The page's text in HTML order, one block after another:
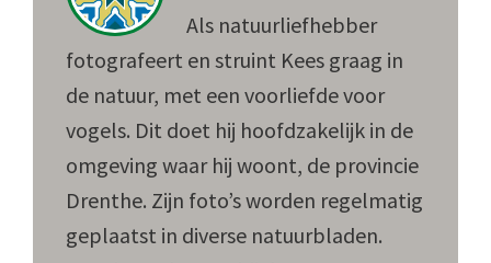
Als natuurliefhebber
fotografeert en struint Kees graag in
de natuur, met een voorliefde voor
vogels. Dit doet hij hoofdzakelijk in de
omgeving waar hij woont, de provincie
Drenthe. Zijn foto’s worden regelmatig
geplaatst in diverse natuurbladen.